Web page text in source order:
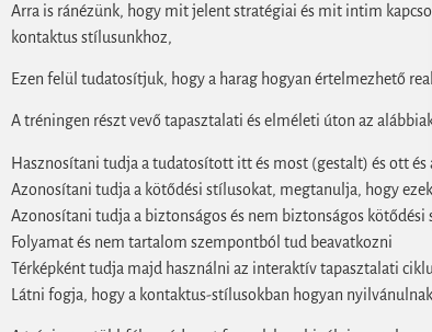
Arra is ránézünk, hogy mit jelent stratégiai és mit intim
kontaktus stílusunkhoz,
Ezen felül tudatosítjuk, hogy a harag hogyan értelmezhető
A tréningen részt vevő tapasztalati és elméleti úton az
Hasznosítani tudja a tudatosított itt és most (gestalt) és ott
Azonosítani tudja a kötődési stílusokat, megtanulja, hogy
Azonosítani tudja a biztonságos és nem biztonságos kötődési
Folyamat és nem tartalom szempontból tud beavatkozni
Térképként tudja majd használni az interaktív tapasztalati
Látni fogja, hogy a kontaktus-stílusokban hogyan